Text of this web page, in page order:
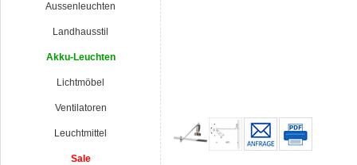
Aussenleuchten
Landhausstil
Akku-Leuchten
Lichtmöbel
Ventilatoren
Leuchtmittel
Sale